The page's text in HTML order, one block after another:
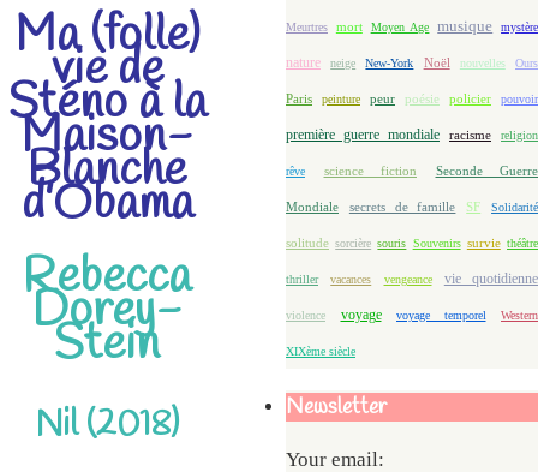
Ma (folle)
vie de
Sténo à la
Maison-
Blanche
d’Obama
Rebecca
Dorey-
Stein
Nil (2018)
Meurtres mort Moyen Age musique mystère
nature neige New-York Noël nouvelles Ours
Paris peinture peur poésie policier pouvoir
première guerre mondiale racisme religion
rêve science fiction Seconde Guerre
Mondiale secrets de famille SF Solidarité
solitude sorcière souris Souvenirs survie théâtre
thriller vacances vengeance vie quotidienne
violence voyage voyage temporel Western
XIXème siècle
Newsletter
Your email: